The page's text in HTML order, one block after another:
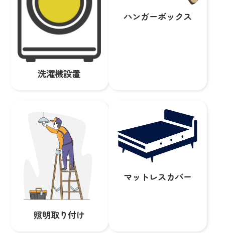
洗濯機設置
ハンガーボックス
照明取り付け
マットレスカバー